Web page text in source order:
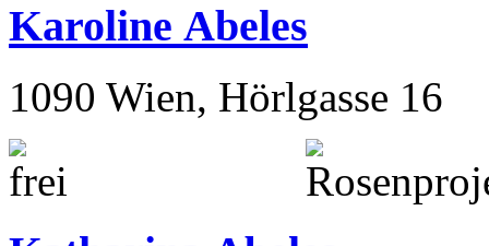
Karoline Abeles
1090 Wien, Hörlgasse 16